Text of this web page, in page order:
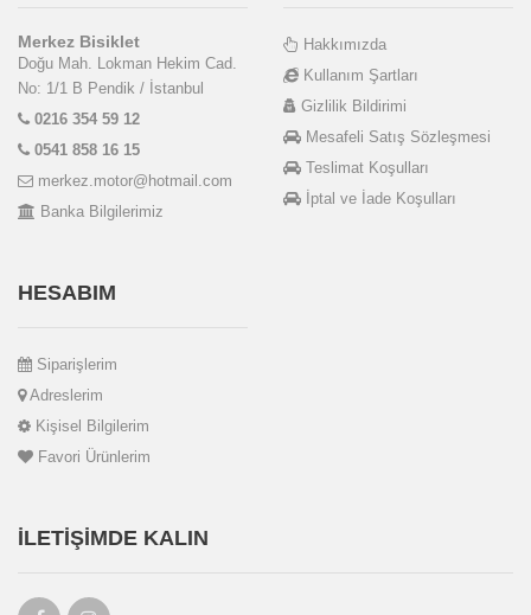
Merkez Bisiklet
Doğu Mah. Lokman Hekim Cad.
No: 1/1 B Pendik / İstanbul
0216 354 59 12
0541 858 16 15
merkez.motor@hotmail.com
Banka Bilgilerimiz
Hakkımızda
Kullanım Şartları
Gizlilik Bildirimi
Mesafeli Satış Sözleşmesi
Teslimat Koşulları
İptal ve İade Koşulları
HESABIM
Siparişlerim
Adreslerim
Kişisel Bilgilerim
Favori Ürünlerim
İLETIŞIMDE KALIN